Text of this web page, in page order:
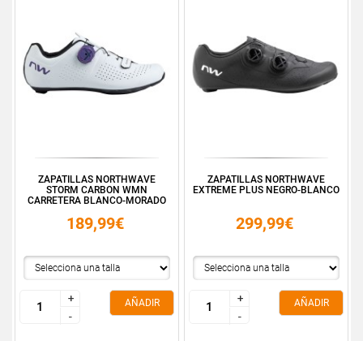
ZAPATILLAS NORTHWAVE
STORM CARBON WMN
CARRETERA BLANCO-MORADO
189,99€
+
-
+
-
AÑADIR
ZAPATILLAS NORTHWAVE
EXTREME PLUS NEGRO-BLANCO
299,99€
+
-
+
-
AÑADIR